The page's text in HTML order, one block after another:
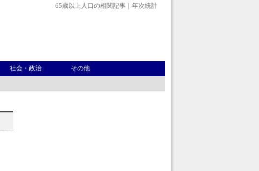
65歳以上人口の相関記事｜年次統計
社会・政治 その他